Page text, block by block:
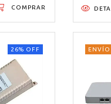
26% OFF ENVÍO